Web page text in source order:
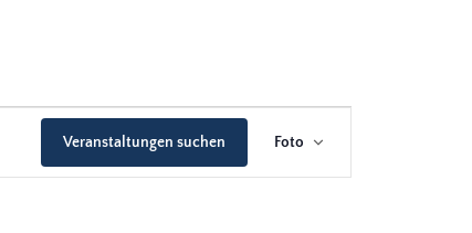
Veranstaltungen suchen
Ansichten-
Foto